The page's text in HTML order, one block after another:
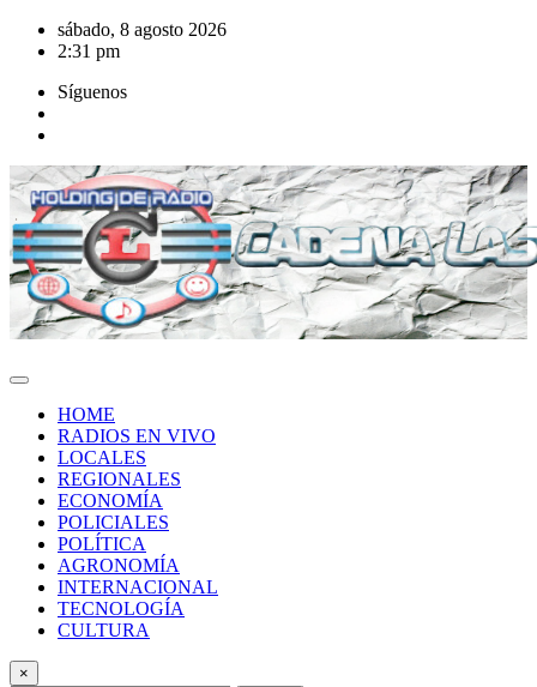
Saltar
sábado, 8 agosto 2026
2:31 pm
Síguenos
HOME
RADIOS EN VIVO
LOCALES
REGIONALES
ECONOMÍA
POLICIALES
POLÍTICA
AGRONOMÍA
INTERNACIONAL
TECNOLOGÍA
CULTURA
×